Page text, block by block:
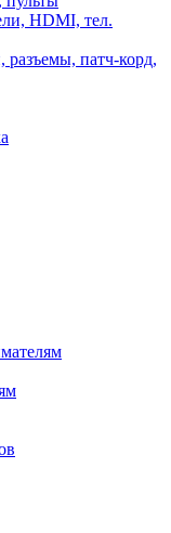
HDMI, тел.
разъемы, патч-корд,